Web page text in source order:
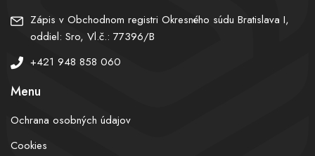
Zápis v Obchodnom registri Okresného súdu Bratislava I,
oddiel: Sro, Vl.č.: 77396/B
+421 948 858 060
Menu
Ochrana osobných údajov
Cookies